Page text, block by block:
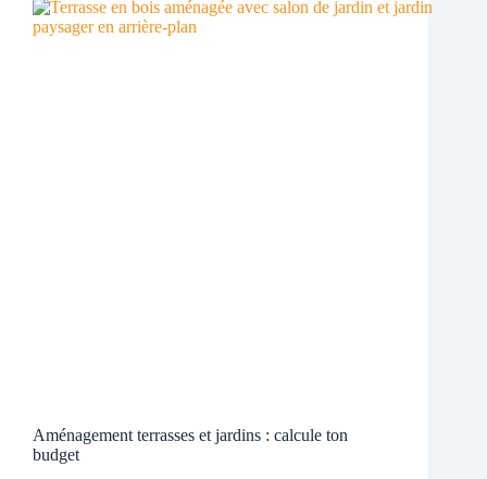
Aménagement terrasses et jardins : calcule ton
budget